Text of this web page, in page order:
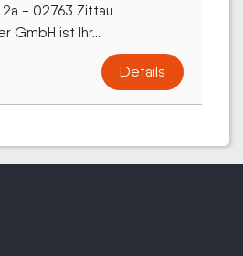
- 02763 Zittau
GmbH ist Ihr...
Details